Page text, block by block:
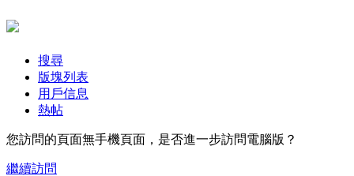
搜尋
版塊列表
用戶信息
熱帖
您訪問的頁面無手機頁面，是否進一步訪問電腦版？
繼續訪問